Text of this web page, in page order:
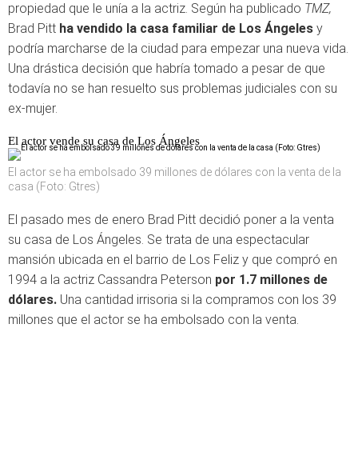
propiedad que le unía a la actriz. Según ha publicado TMZ,
Brad Pitt ha vendido la casa familiar de Los Ángeles y
podría marcharse de la ciudad para empezar una nueva vida.
Una drástica decisión que habría tomado a pesar de que
todavía no se han resuelto sus problemas judiciales con su
ex-mujer.
El actor vende su casa de Los Ángeles
El actor se ha embolsado 39 millones de dólares con la venta de la
casa (Foto: Gtres)
El pasado mes de enero Brad Pitt decidió poner a la venta
su casa de Los Ángeles. Se trata de una espectacular
mansión ubicada en el barrio de Los Feliz y que compró en
1994 a la actriz Cassandra Peterson por 1.7 millones de
dólares. Una cantidad irrisoria si la compramos con los 39
millones que el actor se ha embolsado con la venta.